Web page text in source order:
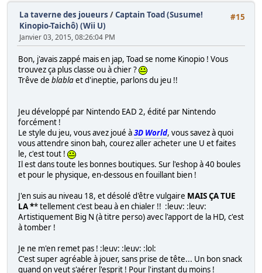
#15
La taverne des joueurs /Captain Toad (Susume!
Kinopio-Taichô) (Wii U)
Janvier 03, 2015, 08:26:04 PM
Bon, j'avais zappé mais en jap, Toad se nome Kinopio ! Vous
trouvez ça plus classe ou à chier ?
Trêve de blablaet d'ineptie, parlons du jeu !!
Jeu développé par Nintendo EAD 2, édité par Nintendo
forcément !
Le style du jeu, vous avez joué à3D World, vous savez à quoi
vous attendre sinon bah, courez aller acheter une U et faites
le, c'est tout !
Il est dans toute les bonnes boutiques. Sur l'eshop à 40 boules
et pour le physique, en-dessous en fouillant bien !
J'en suis au niveau 18, et désolé d'être vulgaire MAIS ÇA TUE
LA ** tellement c'est beau à en chialer !! :leuv: :leuv:
Artistiquement Big N (à titre perso) avec l'apport de la HD, c'est
à tomber !
Je ne m'en remet pas ! :leuv: :leuv: :lol:
C'est super agréable à jouer, sans prise de tête... Un bon snack
quand on veut s'aérer l'esprit ! Pour l'instant du moins !